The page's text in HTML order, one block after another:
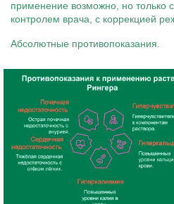
применение возможно, но только
контролем врача, с коррекцией
Абсолютные противопоказания.